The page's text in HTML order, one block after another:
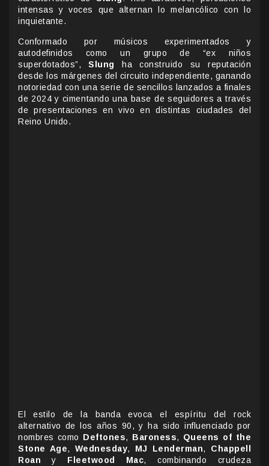
intensas y voces que alternan lo melancólico con lo
inquietante.
Conformado por músicos experimentados y
autodefinidos como un grupo de “ex niños
superdotados”,Slung
ha construido su reputación
desde los márgenes del circuito independiente, ganando
notoriedad con una serie de sencillos lanzados a finales
de 2024 y cimentando una base de seguidores a través
de presentaciones en vivo en distintas ciudades del
Reino Unido.
El estilo de la banda evoca el espíritu del rock
alternativo de los años 90, y ha sido influenciado por
nombres como Deftones, Baroness, Queens of the
Stone Age, Wednesday, MJ Lenderman, Chappell
Roan y Fleetwood Mac, combinando crudeza